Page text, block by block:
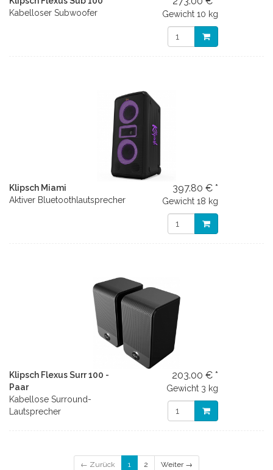
Kabelloser Subwoofer
Gewicht 10 kg
Klipsch Miami
Aktiver Bluetoothlautsprecher
397.80 € *
Gewicht 18 kg
Klipsch Flexus Surr 100 -
Paar
Kabellose Surround-
Lautsprecher
203.00 € *
Gewicht 3 kg
← Zurück 1 2 Weiter →